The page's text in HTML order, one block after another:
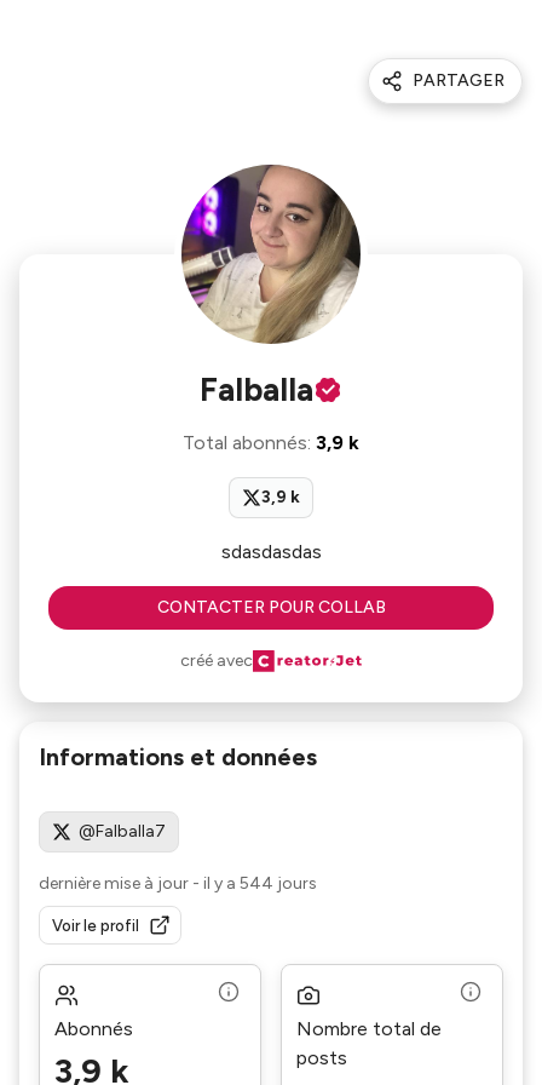
PARTAGER
Falballa
Total abonnés: 3,9 k
3,9 k
sdasdasdas
CONTACTER POUR COLLAB
créé avec
Informations et données
@Falballa7
dernière mise à jour - il y a 544 jours
Voir le profil
Abonnés
3,9 k
Nombre total de
posts